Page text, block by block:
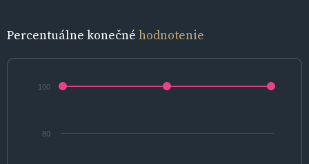
Percentuálne konečné hodnotenie
80
100